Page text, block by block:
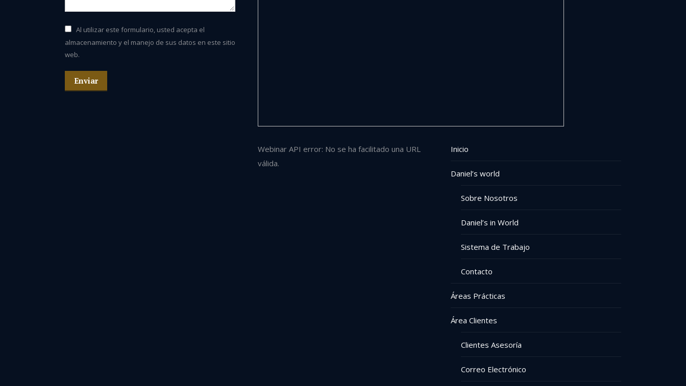
Al utilizar este formulario, usted acepta el
almacenamiento y el manejo de sus datos en este sitio
web.
Enviar
Webinar API error: No se ha facilitado una URL
válida.
Inicio
Daniel’s world
Sobre Nosotros
Daniel’s in World
Sistema de Trabajo
Contacto
Áreas Prácticas
Área Clientes
Clientes Asesoría
Correo Electrónico